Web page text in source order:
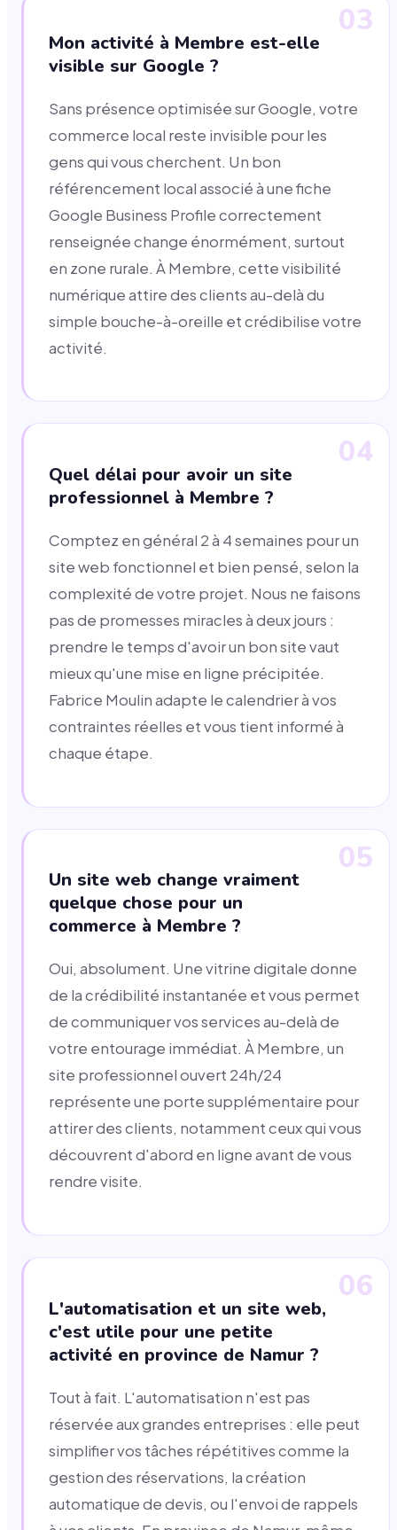
03
Mon activité à Membre est-elle
visible sur Google ?
Sans présence optimisée sur Google, votre
commerce local reste invisible pour les
gens qui vous cherchent. Un bon
référencement local associé à une fiche
Google Business Profile correctement
renseignée change énormément, surtout
en zone rurale. À Membre, cette visibilité
numérique attire des clients au-delà du
simple bouche-à-oreille et crédibilise votre
activité.
04
Quel délai pour avoir un site
professionnel à Membre ?
Comptez en général 2 à 4 semaines pour un
site web fonctionnel et bien pensé, selon la
complexité de votre projet. Nous ne faisons
pas de promesses miracles à deux jours :
prendre le temps d'avoir un bon site vaut
mieux qu'une mise en ligne précipitée.
Fabrice Moulin adapte le calendrier à vos
contraintes réelles et vous tient informé à
chaque étape.
05
Un site web change vraiment
quelque chose pour un
commerce à Membre ?
Oui, absolument. Une vitrine digitale donne
de la crédibilité instantanée et vous permet
de communiquer vos services au-delà de
votre entourage immédiat. À Membre, un
site professionnel ouvert 24h/24
représente une porte supplémentaire pour
attirer des clients, notamment ceux qui vous
découvrent d'abord en ligne avant de vous
rendre visite.
06
L'automatisation et un site web,
c'est utile pour une petite
activité en province de Namur ?
Tout à fait. L'automatisation n'est pas
réservée aux grandes entreprises : elle peut
simplifier vos tâches répétitives comme la
gestion des réservations, la création
automatique de devis, ou l'envoi de rappels